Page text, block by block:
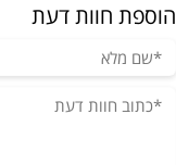
הוספת חוות דעת